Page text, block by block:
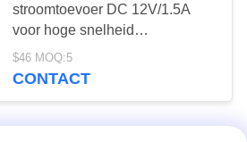
stroomtoevoer DC 12V/1.5A
voor hoge snelheid
gegevensoverdracht
$46 MOQ:5
CONTACT